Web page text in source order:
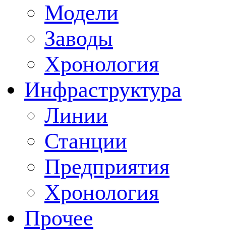
Модели
Заводы
Хронология
Инфраструктура
Линии
Станции
Предприятия
Хронология
Прочее